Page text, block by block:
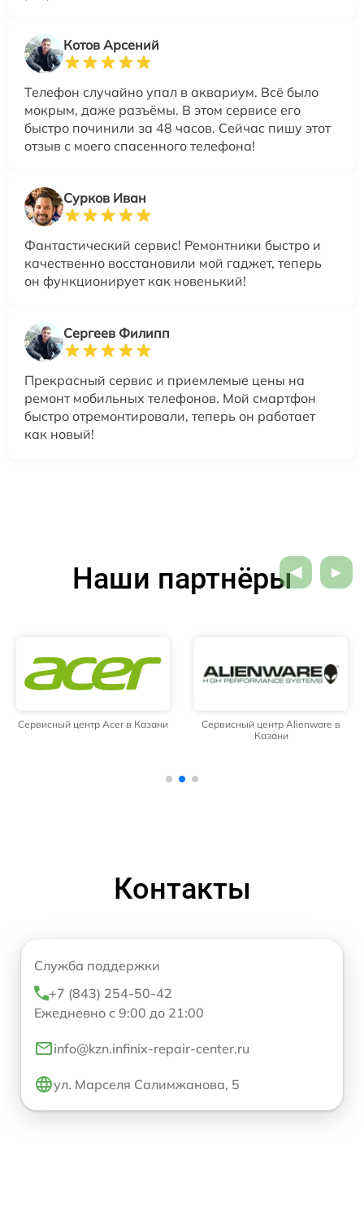
Котов Арсений
Телефон случайно упал в аквариум. Всё было
мокрым, даже разъёмы. В этом сервисе его
быстро починили за 48 часов. Сейчас пишу этот
отзыв с моего спасенного телефона!
Сурков Иван
Фантастический сервис! Ремонтники быстро и
качественно восстановили мой гаджет, теперь
он функционирует как новенький!
Сергеев Филипп
Прекрасный сервис и приемлемые цены на
ремонт мобильных телефонов. Мой смартфон
быстро отремонтировали, теперь он работает
как новый!
Наши партнёры
Сервисный центр Acer в Казани
Сервисный центр Alienware в
Казани
Контакты
Служба поддержки
+7 (843) 254-50-42
Ежедневно с 9:00 до 21:00
info@kzn.infinix-repair-center.ru
ул. Марселя Салимжанова, 5